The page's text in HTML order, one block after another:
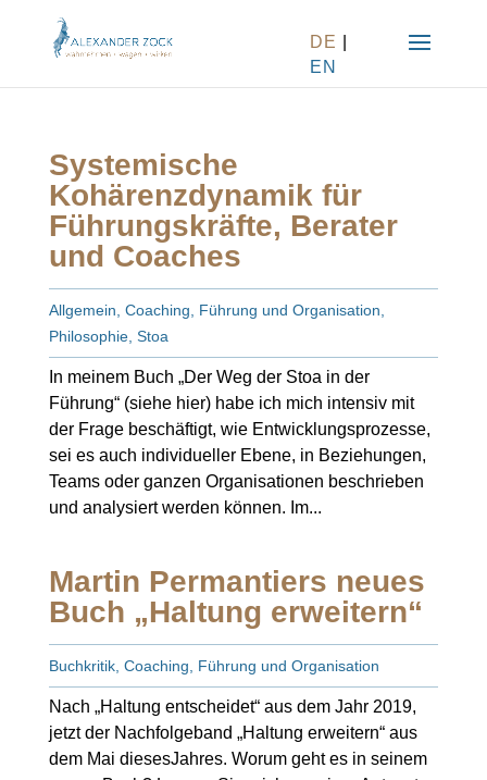
DE
EN
Systemische
Kohärenzdynamik für
Führungskräfte, Berater
und Coaches
Allgemein Coaching Führung und Organisation
Philosophie, Stoa
In meinem Buch „Der Weg der Stoa in der
Führung“ (siehe hier) habe ich mich intensiv mit
der Frage beschäftigt, wie Entwicklungsprozesse,
sei es auch individueller Ebene, in Beziehungen,
Teams oder ganzen Organisationen beschrieben
und analysiert werden können. Im...
Martin Permantiers neues
Buch „Haltung erweitern“
Buchkritik, Coaching Führung und Organisation
Nach „Haltung entscheidet“ aus dem Jahr 2019,
jetzt der Nachfolgeband „Haltung erweitern“ aus
dem Mai diesesJahres. Worum geht es in seinem